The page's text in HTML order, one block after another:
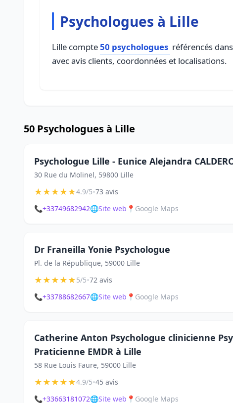
Psychologues à Lille
Lille compte50 psychologues référencés
avec avis clients, coordonnées et localisations.
50 Psychologues à Lille
Psychologue Lille - Eunice Alejandra
30 Rue du Molinel, 59800 Lille
★★★★★4.9/5•73 avis
📞+33749682942🌐Site web 📍 Google Maps
Dr Franeilla Yonie Psychologue
Pl. de la République, 59000 Lille
★★★★★5/5•72 avis
📞+33788682667🌐Site web 📍 Google Maps
Catherine Anton Psychologue clinicienne
Praticienne EMDR à Lille
58 Rue Louis Faure, 59000 Lille
★★★★★4.9/5•45 avis
📞+33663181072🌐Site web 📍 Google Maps